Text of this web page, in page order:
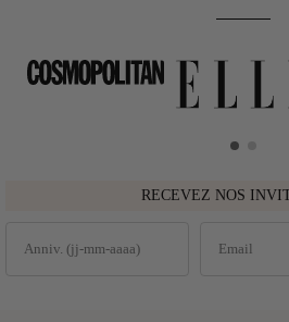
RECEVEZ NOS